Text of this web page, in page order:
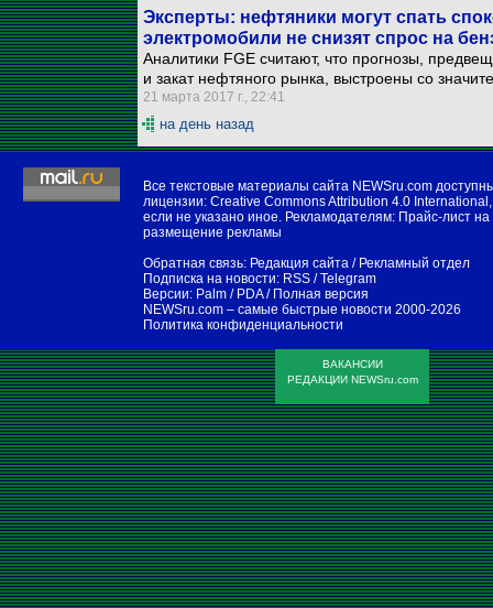
Эксперты: нефтяники могут спать
электромобили не снизят спрос на
Аналитики FGE считают, что прогнозы,
и закат нефтяного рынка, выстроены со
21 марта 2017 г., 22:41
на день назад
Все текстовые материалы сайта NEWSru.com
лицензии: Creative Commons Attribution 4.0 International ,
если не указано иное. Рекламодателям: Прайс-лист на
размещение рекламы
Обратная связь: Редакция сайта / Рекламный отдел
Подписка на новости: RSS /Telegram
Версии: Palm / PDA/ Полная версия
NEWSru.com – самые быстрые новости 2000-2026
Политика конфиденциальности
ВАКАНСИИ
РЕДАКЦИИ NEWSru.com